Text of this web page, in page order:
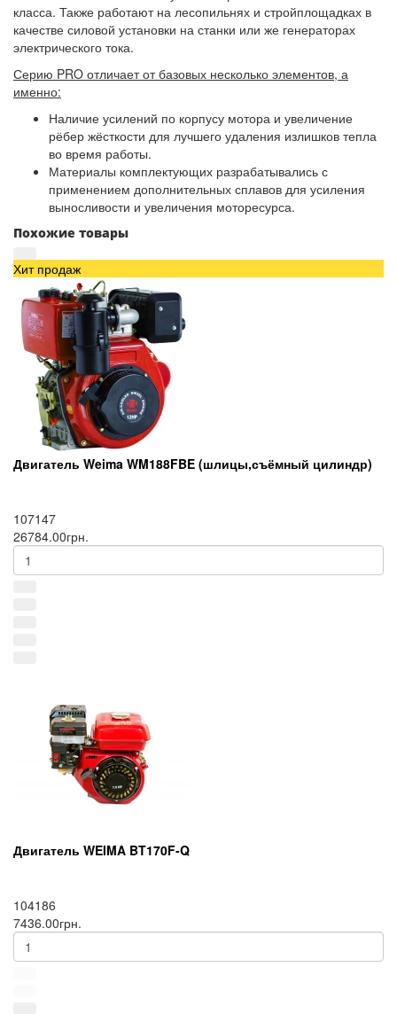
класса. Также работают на лесопильнях и стройплощадках в
качестве силовой установки на станки или же генераторах
электрического тока.
Серию PRO отличает от базовых несколько элементов, а
именно:
Наличие усилений по корпусу мотора и увеличение
рёбер жёсткости для лучшего удаления излишков тепла
во время работы.
Материалы комплектующих разрабатывались с
применением дополнительных сплавов для усиления
выносливости и увеличения моторесурса.
Похожие товары
Хит продаж
Двигатель Weima WM188FBE (шлицы,съёмный цилиндр)
107147
26784.00грн.
Двигатель WEIMA BT170F-Q
104186
7436.00грн.